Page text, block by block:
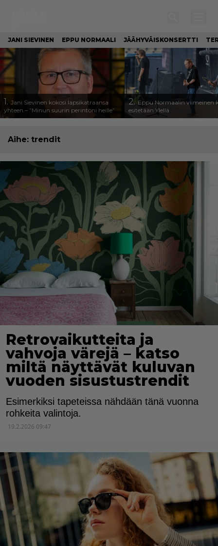
JANI SIEVINEN EPPU NORMAALI JÄÄHYVÄISKONSERTTI
1. Jani Sievinen kokosi lapsikatraansa
yhteen – ”Minun suurin perintöni heille”
2. Eppu Normaalin viimeinen
esitetään Ylellä
Aihe: trendit
Retrovaikutteita ja
vahvoja värejä – katso
miltä näyttävät kuluvan
vuoden sisustustrendit
Esimerkiksi tapeteissa nähdään tänä vuonna
rohkeita valintoja.
19.2.2026 09:47